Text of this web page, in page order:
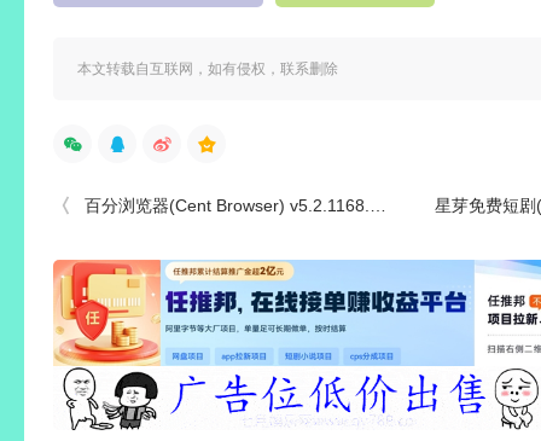
本文转载自互联网，如有侵权，联系删除
百分浏览器(Cent Browser) v5.2.1168.74 绿色便携版 星芽免费短剧(热门